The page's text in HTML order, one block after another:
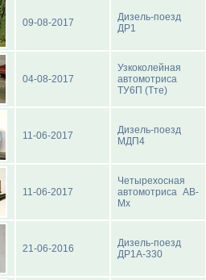
09-08-2017
Дизель-поезд
ДР1
04-08-2017
Узкоколейная
автомотриса
ТУ6П (Тте)
11-06-2017
Дизель-поезд
МДП4
11-06-2017
Четырехосная
автомотриса АВ-
Мх
21-06-2016
Дизель-поезд
ДР1А-330